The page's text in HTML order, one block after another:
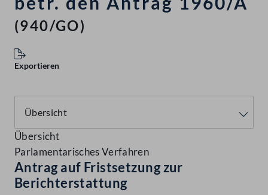
(940/GO)
Exportieren
Übersicht
Parlamentarisches Verfahren
Antrag auf Fristsetzung zur
Berichterstattung